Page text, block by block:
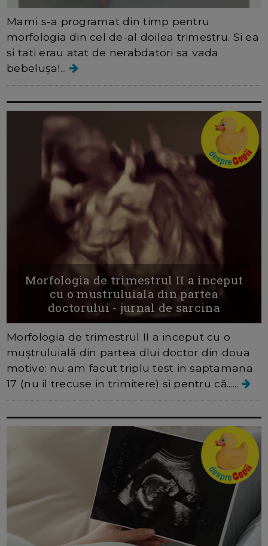
Mami s-a programat din timp pentru
morfologia din cel de-al doilea trimestru. Si ea
si tati erau atat de nerabdatori sa vada
bebelușa!...
Morfologia de trimestrul II a inceput
cu o mustruluiala din partea
doctorului - jurnal de sarcina
Morfologia de trimestrul II a inceput cu o
muștruluială din partea dlui doctor din doua
motive: nu am facut triplu test in saptamana
17 (nu il trecuse in trimitere) si pentru că......